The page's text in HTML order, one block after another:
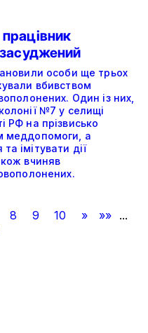
особи ще трьох
вбивством
Один із них,
№7 у селищі
РФ на прізвисько
меддопомоги, а
імітувати дії
вчиняв
8 9 10 » »» ...